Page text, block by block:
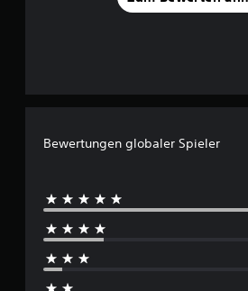
Bewertungen globaler Spieler